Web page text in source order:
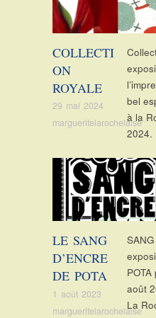
COLLECTI
ON
ROYALE
29 mai 2024
margueritelarochelaise
bel
à la
2024.
LE SANG
D’ENCRE
DE POTA
1 août 2023
margueritelarochelaise
août
La